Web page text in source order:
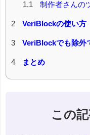
1.1
制作者さんの
2 VeriBlockの使い方
3 VeriBlockでも除外
4 まとめ
この